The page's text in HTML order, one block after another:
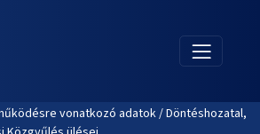
vonatkozó adatok / Döntéshozatal,